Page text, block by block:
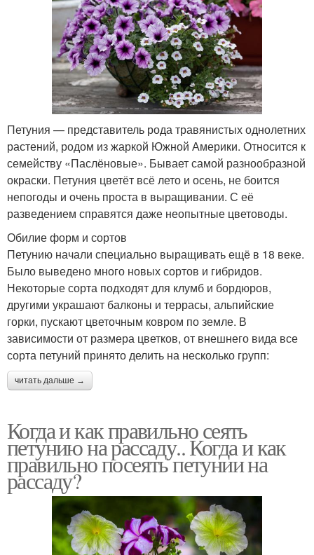
Петуния — представитель рода травянистых однолетних
растений, родом из жаркой Южной Америки. Относится к
семейству «Паслёновые». Бывает самой разнообразной
окраски. Петуния цветёт всё лето и осень, не боится
непогоды и очень проста в выращивании. С её
разведением справятся даже неопытные цветоводы.
Обилие форм и сортов
Петунию начали специально выращивать ещё в 18 веке.
Было выведено много новых сортов и гибридов.
Некоторые сорта подходят для клумб и бордюров,
другими украшают балконы и террасы, альпийские
горки, пускают цветочным ковром по земле. В
зависимости от размера цветков, от внешнего вида все
сорта петуний принято делить на несколько групп:
читать дальше →
Когда и как правильно сеять
петунию на рассаду.. Когда и как
правильно посеять петунии на
рассаду?